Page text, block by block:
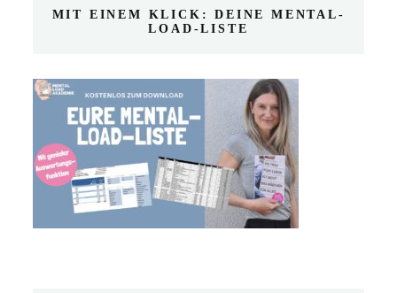
MIT EINEM KLICK: DEINE MENTAL-
LOAD-LISTE